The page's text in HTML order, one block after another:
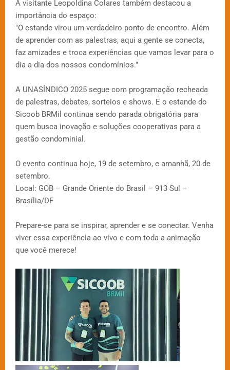
A visitante Leopoldina Colares também destacou a
importância do espaço:
"O estande virou um verdadeiro ponto de encontro. Além
de aprender com as palestras, aqui a gente se conecta,
faz amizades e troca experiências que vamos levar para o
dia a dia dos nossos condomínios."
A UNASÍNDICO 2025 segue com programação recheada
de palestras, debates, sorteios e shows. E o estande do
Sicoob BRMil continua sendo parada obrigatória para
quem busca inovação e soluções cooperativas para a
gestão condominial.
O evento continua hoje, 19 de setembro, e amanhã, 20 de
setembro.
Local: GOB – Grande Oriente do Brasil – 913 Sul –
Brasília/DF
Prepare-se para se inspirar, aprender e se conectar. Venha
viver essa experiência ao vivo e com toda a animação
que você merece!